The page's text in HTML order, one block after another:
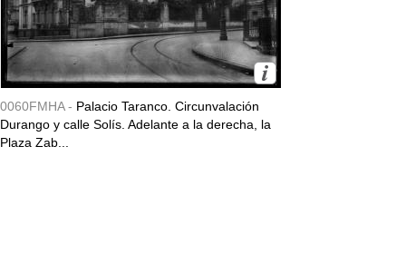
0060FMHA - Palacio Taranco. Circunvalación
Durango y calle Solís. Adelante a la derecha, la
Plaza Zab...